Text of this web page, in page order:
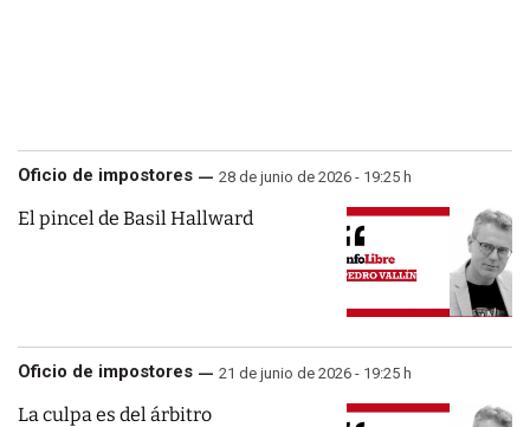
Oficio de impostores 28 de junio de 2026 - 19:25 h
El pincel de Basil Hallward
Oficio de impostores 21 de junio de 2026 - 19:25 h
La culpa es del árbitro